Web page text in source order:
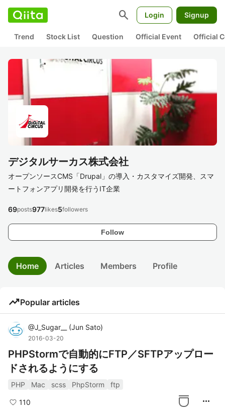
search Login Signup
Trend Stock List Question Official Event Official
デジタルサーカス株式会社
オープンソースCMS「Drupal」の導入・カスタマイズ開発、スマ
ートフォンアプリ開発を行うIT企業
Follow
69posts977likes5followers
Home Articles Members Profile
trending_upPopular articles
@J_Sugar__ (Jun Sato)
2016-03-20
PHPStormで自動的にFTP／SFTPアップロー
ドされるようにする
PHP Mac scss PhpStorm ftp
110 more_horiz